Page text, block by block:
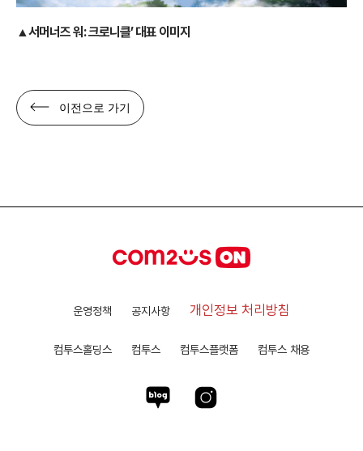
▲서머너즈 워: 크로니클’ 대표 이미지
이전으로 가기
운영정책 공지사항 개인정보 처리방침
컴투스홀딩스 컴투스 컴투스플랫폼 컴투스 채용